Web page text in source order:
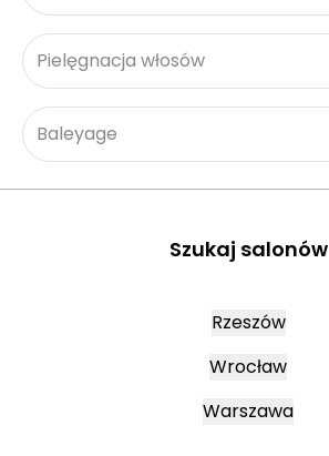
Pielęgnacja włosów
Baleyage
Szukaj salonów
Rzeszów
Wrocław
Warszawa